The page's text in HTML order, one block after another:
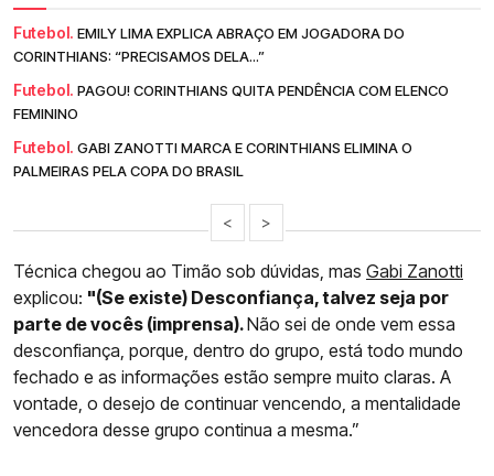
Futebol. EMILY LIMA EXPLICA ABRAÇO EM JOGADORA DO
CORINTHIANS: “PRECISAMOS DELA...”
Futebol. PAGOU! CORINTHIANS QUITA PENDÊNCIA COM ELENCO
FEMININO
Futebol. GABI ZANOTTI MARCA E CORINTHIANS ELIMINA O
PALMEIRAS PELA COPA DO BRASIL
< >
Técnica chegou ao Timão sob dúvidas, mas Gabi Zanotti
explicou: "(Se existe) Desconfiança, talvez seja por
parte de vocês (imprensa).Não sei de onde vem essa
desconfiança, porque, dentro do grupo, está todo mundo
fechado e as informações estão sempre muito claras. A
vontade, o desejo de continuar vencendo, a mentalidade
vencedora desse grupo continua a mesma.”